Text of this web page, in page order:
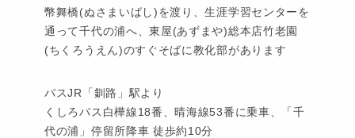
幣舞橋(ぬさまいばし)を渡り、生涯学習センターを
通って千代の浦へ、東屋(あずまや)総本店竹老園
(ちくろうえん)のすぐそばに教化部があります
バスJR「釧路」駅より
くしろバス白樺線18番、晴海線53番に乗車、「千
代の浦」停留所降車 徒歩約10分